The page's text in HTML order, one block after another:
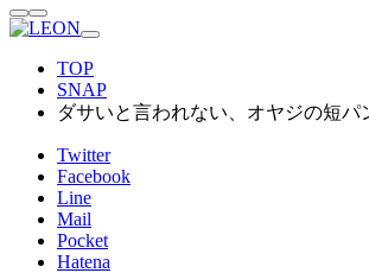
TOP
SNAP
ダサいと言われない、オヤジの短パ
Twitter
Facebook
Line
Mail
Pocket
Hatena